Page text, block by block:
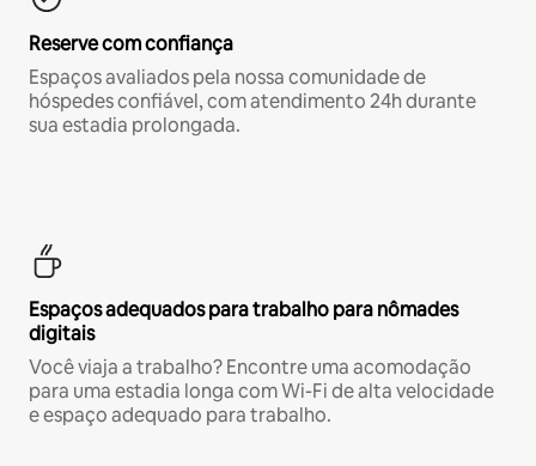
Reserve com confiança
Espaços avaliados pela nossa comunidade de
hóspedes confiável, com atendimento 24h durante
sua estadia prolongada.
Espaços adequados para trabalho para nômades
digitais
Você viaja a trabalho? Encontre uma acomodação
para uma estadia longa com Wi-Fi de alta velocidade
e espaço adequado para trabalho.